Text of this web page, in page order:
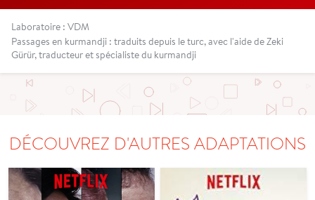
Laboratoire : VDM
Passages en kurmandji : traduits depuis le turc, avec l'aide de Zeki
Gürür, traducteur et spécialiste du kurmandji
DÉCOUVREZ D'AUTRES ADAPTATIONS